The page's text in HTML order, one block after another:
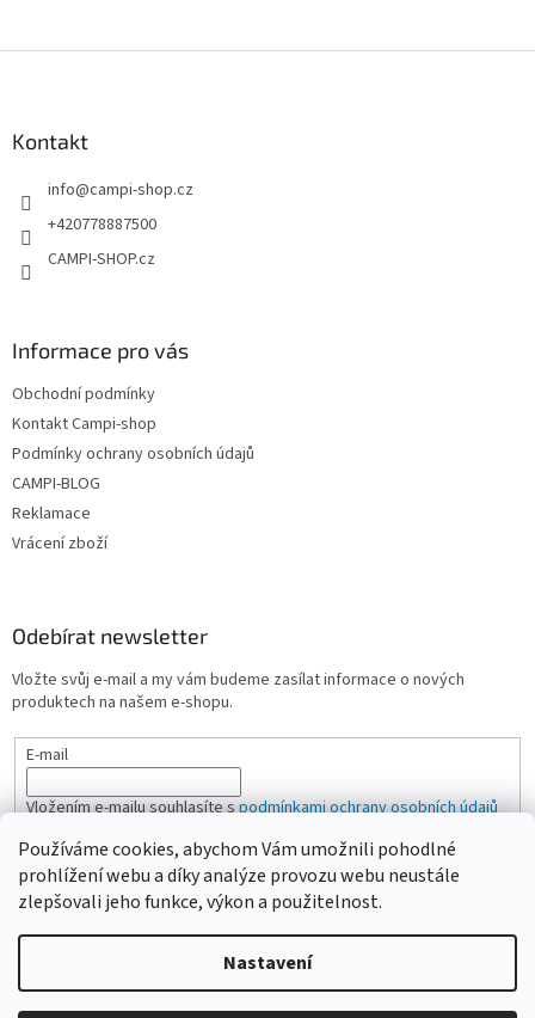
Používáme cookies, abychom Vám umožnili pohodlné
prohlížení webu a díky analýze provozu webu neustále
zlepšovali jeho funkce, výkon a použitelnost.
Nastavení
Kontakt
info@campi-shop.cz
+420778887500
CAMPI-SHOP.cz
Informace pro vás
Obchodní podmínky
Kontakt Campi-shop
Podmínky ochrany osobních údajů
CAMPI-BLOG
Reklamace
Vrácení zboží
Odebírat newsletter
Vložte svůj e-mail a my vám budeme zasílat informace o nových
produktech na našem e-shopu.
E-mail
Vložením e-mailu souhlasíte spodmínkami ochrany osobních údajů
PŘIHLÁSIT SE
Vytvořil Shoptet